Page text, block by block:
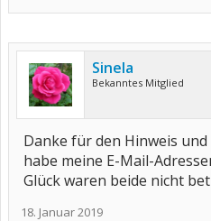
Sinela
Bekanntes Mitglied
Danke für den Hinweis
habe meine E-Mail-
Glück waren beide nicht
18. Januar 2019